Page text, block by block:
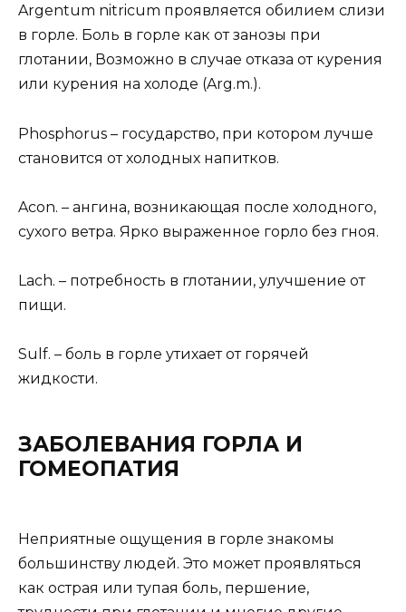
Argentum nitricum проявляется обилием слизи
в горле. Боль в горле как от занозы при
глотании, Возможно в случае отказа от курения
или курения на холоде (Arg.m.).
Phosphorus – государство, при котором лучше
становится от холодных напитков.
Acon. – ангина, возникающая после холодного,
сухого ветра. Ярко выраженное горло без гноя.
Lach. – потребность в глотании, улучшение от
пищи.
Sulf. – боль в горле утихает от горячей
жидкости.
ЗАБОЛЕВАНИЯ ГОРЛА И
ГОМЕОПАТИЯ
Неприятные ощущения в горле знакомы
большинству людей. Это может проявляться
как острая или тупая боль, першение,